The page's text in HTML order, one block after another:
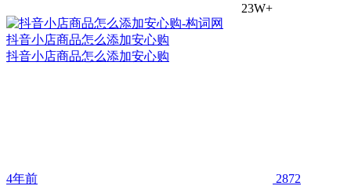
23W+
抖音小店商品怎么添加安心购
抖音小店商品怎么添加安心购
4年前 2872